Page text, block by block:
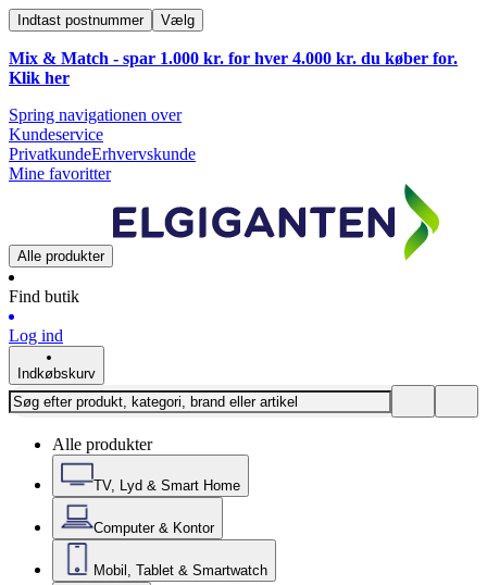
Indtast postnummer Vælg
Mix & Match - spar 1.000 kr. for hver 4.000 kr. du køber for.
Klik her
Spring navigationen over
Kundeservice
PrivatkundeErhvervskunde
Mine favoritter
Alle produkter
Find butik
Log ind
Indkøbskurv
Alle produkter
TV, Lyd & Smart Home
Computer & Kontor
Mobil, Tablet & Smartwatch